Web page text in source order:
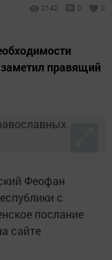
2142 0 0
правящий
Феофан
с
послание
сайте